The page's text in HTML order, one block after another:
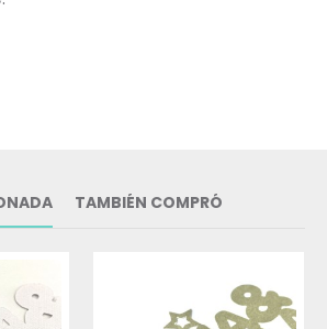
TAMBIÉN COMPRÓ